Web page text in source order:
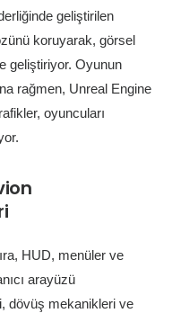
geliştirilen
koruyarak, görsel
geliştiriyor. Oyunun
rağmen, Unreal Engine
oyuncuları
HUD, menüler ve
arayüzü
dövüş mekanikleri ve